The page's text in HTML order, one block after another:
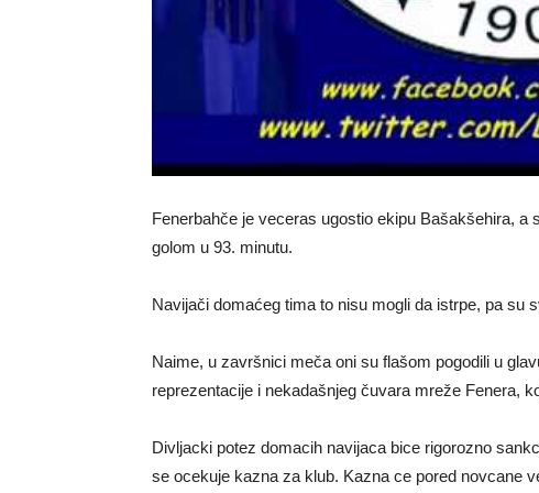
Fenerbahče je veceras ugostio ekipu Bašakšehira,
golom u 93. minutu.
Navijači domaćeg tima to nisu mogli da istrpe, pa su
Naime, u završnici meča oni su flašom pogodili u
reprezentacije i nekadašnjeg čuvara mreže Fenera,
Divljacki potez domacih navijaca bice rigorozno
se ocekuje kazna za klub. Kazna ce pored novcane